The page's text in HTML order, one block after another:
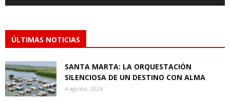
ÚLTIMAS NOTICIAS
SANTA MARTA: LA ORQUESTACIÓN
SILENCIOSA DE UN DESTINO CON ALMA
4 agosto, 2026